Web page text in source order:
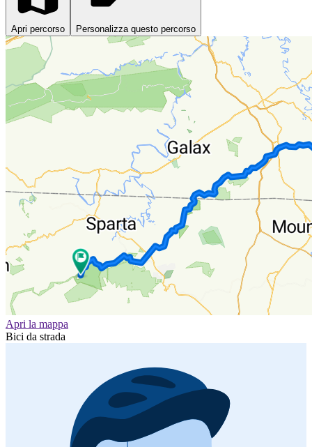
Apri percorso Personalizza questo percorso
Apri la mappa
Bici da strada